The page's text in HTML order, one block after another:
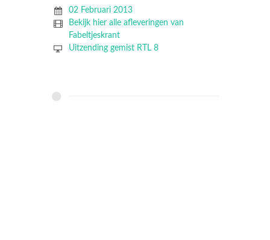
02 Februari 2013
Bekijk hier alle afleveringen van
Fabeltjeskrant
Uitzending gemist RTL 8